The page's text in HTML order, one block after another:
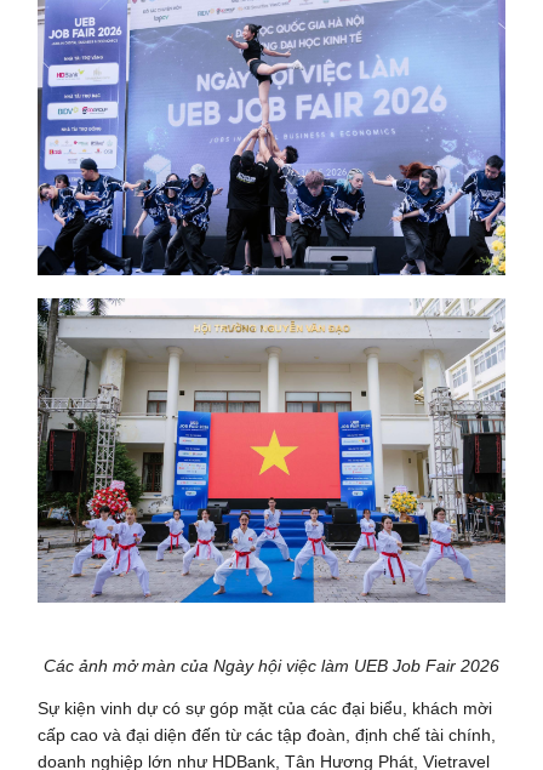
Các ảnh mở màn của Ngày hội việc làm UEB Job Fair 2026
Sự kiện vinh dự có sự góp mặt của các đại biểu, khách mời
cấp cao và đại diện đến từ các tập đoàn, định chế tài chính,
doanh nghiệp lớn như HDBank, Tân Hương Phát, Vietravel